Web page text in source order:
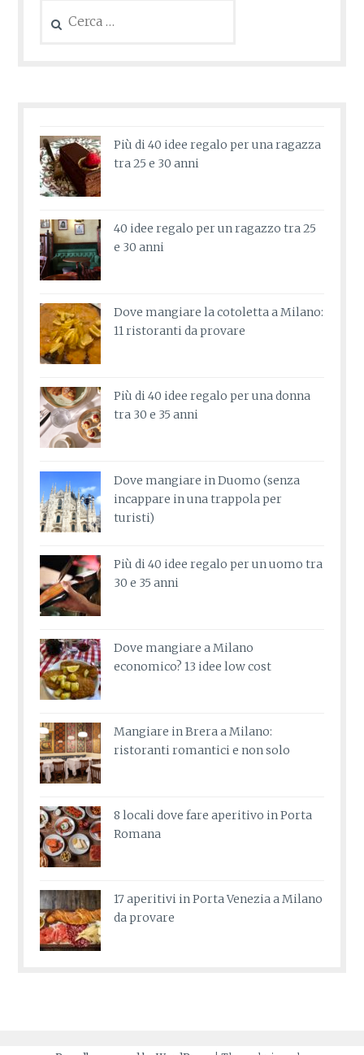
per:
Più di 40 idee regalo per una ragazza
tra 25 e 30 anni
40 idee regalo per un ragazzo tra 25
e 30 anni
Dove mangiare la cotoletta a Milano:
11 ristoranti da provare
Più di 40 idee regalo per una donna
tra 30 e 35 anni
Dove mangiare in Duomo (senza
incappare in una trappola per
turisti)
Più di 40 idee regalo per un uomo tra
30 e 35 anni
Dove mangiare a Milano
economico? 13 idee low cost
Mangiare in Brera a Milano:
ristoranti romantici e non solo
8 locali dove fare aperitivo in Porta
Romana
17 aperitivi in Porta Venezia a Milano
da provare